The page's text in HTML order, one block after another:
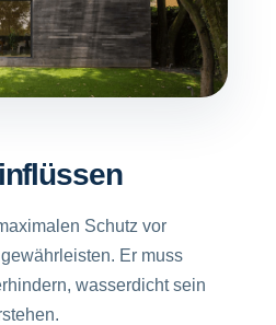
Schutz vor
Er muss
wasserdicht sein